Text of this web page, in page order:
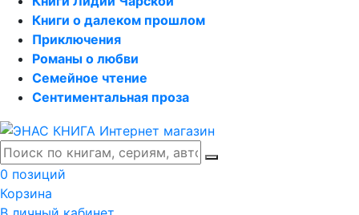
Книги о далеком прошлом
Приключения
Романы о любви
Семейное чтение
Сентиментальная проза
0 позиций
Корзина